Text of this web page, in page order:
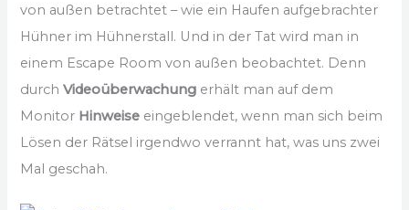
von außen betrachtet – wie ein Haufen aufgebrachter
Hühner im Hühnerstall. Und in der Tat wird man in
einem Escape Room von außen beobachtet. Denn
durchVideoüberwachung erhält man auf dem
Monitor Hinweise eingeblendet, wenn man sich beim
Lösen der Rätsel irgendwo verrannt hat, was uns zwei
Mal geschah.